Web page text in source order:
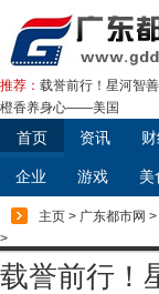
推荐： 载誉前行！星河智
橙香养身心——美国
首页 资讯
企业 游戏 美
主页 > 广东都市网 >
>
载誉前行！